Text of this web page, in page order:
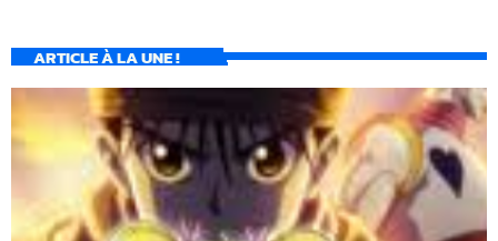
ARTICLE À LA UNE !